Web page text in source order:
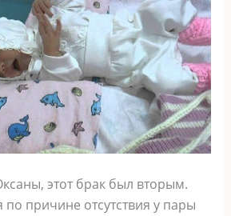
этот брак был вторым.
причине отсутствия у пары